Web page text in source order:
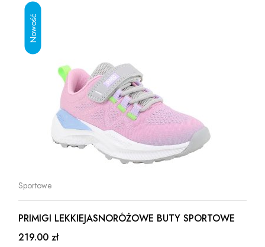
Sportowe
PRIMIGI LEKKIEJASNORÓŻOWE BUTY SPORTOWE
219.00 zł